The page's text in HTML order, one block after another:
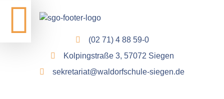
(02 71) 4 88 59-0
Kolpingstraße 3, 57072 Siegen
sekretariat@waldorfschule-siegen.de